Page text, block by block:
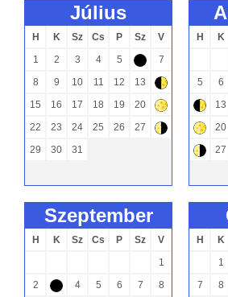
július
H K Sz Cs P Sz
V
1
2 3 4 5 -
7
8
9 10 11 12 13
)
15
16 17 18 19 20
+
22
23 24 25 26 27
(
29
30 31
H K
5
6
) 13
+ 20
( 27
szeptember
H K Sz Cs P Sz
V
1
2
- 4 5 6 7
8
H K
1
7
8